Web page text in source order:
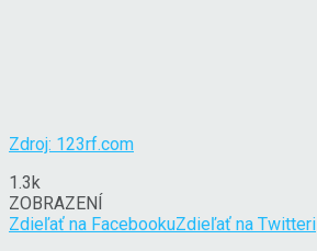
Zdroj: 123rf.com
1.3k
ZOBRAZENÍ
Zdieľať na FacebookuZdieľať na Twitteri